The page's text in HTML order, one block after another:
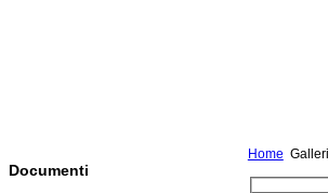
Documenti
Home